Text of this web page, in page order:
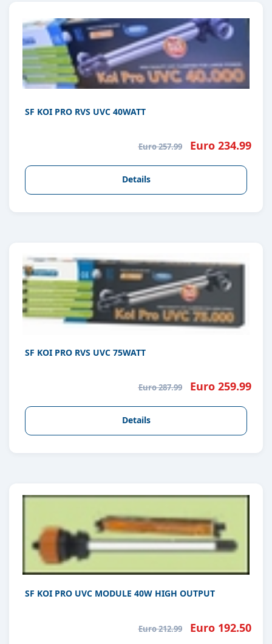
SF KOI PRO RVS UVC 40WATT
Euro 257.99 Euro 234.99
Details
SF KOI PRO RVS UVC 75WATT
Euro 287.99 Euro 259.99
Details
SF KOI PRO UVC MODULE 40W HIGH OUTPUT
Euro 212.99 Euro 192.50